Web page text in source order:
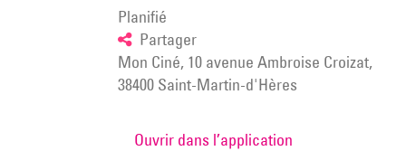
Planifié
Partager
Mon Ciné, 10 avenue Ambroise Croizat,
38400 Saint-Martin-d'Hères
Ouvrir dans l’application